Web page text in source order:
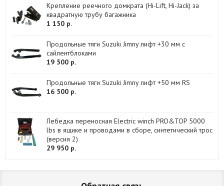
Крепление реечного домкрата (Hi-Lift, Hi-Jack) за
квадратную трубу багажника
1 150 р.
Продольные тяги Suzuki Jimny лифт +30 мм с
сайлентблоками
19 500 р.
Продольные тяги Suzuki Jimny лифт +50 мм RS
16 500 р.
Лебедка переносная Electric winch PRO&TOP 5000
lbs в ящике и проводами в сборе, синтетический трос
(версия 2)
29 950 р.